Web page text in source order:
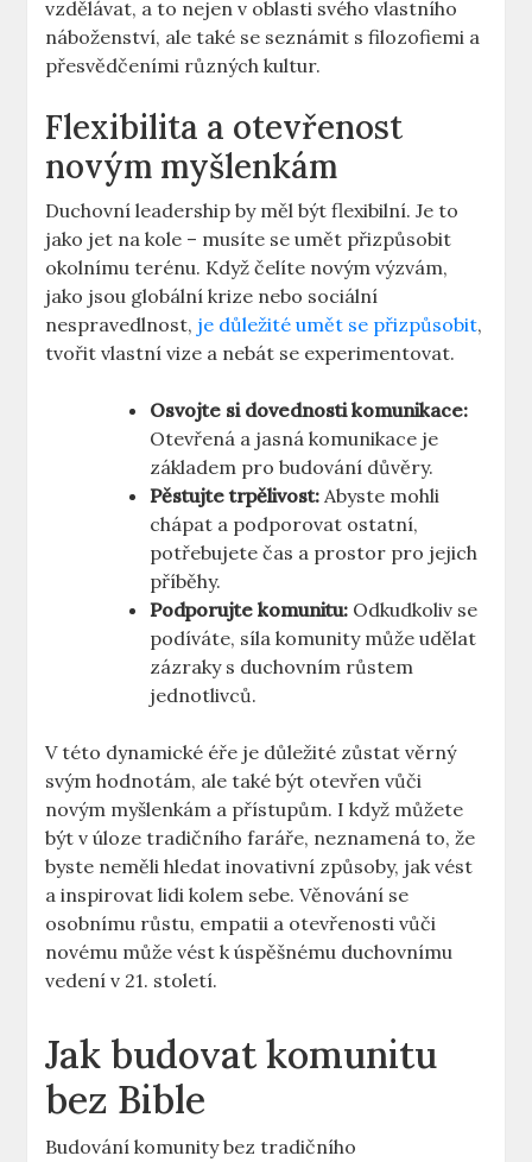
vzdělávat, a to nejen v oblasti svého vlastního
náboženství, ale také se seznámit s filozofiemi a
přesvědčeními různých kultur.
Flexibilita a otevřenost
novým myšlenkám
Duchovní leadership by měl být flexibilní. Je to
jako jet na kole – musíte se umět přizpůsobit
okolnímu terénu. Když čelíte novým výzvám,
jako jsou globální krize nebo sociální
nespravedlnost, je důležité umět se přizpůsobit,
tvořit vlastní vize a nebát se experimentovat.
Osvojte si dovednosti komunikace:
Otevřená a jasná komunikace je
základem pro budování důvěry.
Pěstujte trpělivost: Abyste mohli
chápat a podporovat ostatní,
potřebujete čas a prostor pro jejich
příběhy.
Podporujte komunitu: Odkudkoliv se
podíváte, síla komunity může udělat
zázraky s duchovním růstem
jednotlivců.
V této dynamické éře je důležité zůstat věrný
svým hodnotám, ale také být otevřen vůči
novým myšlenkám a přístupům. I když můžete
být v úloze tradičního faráře, neznamená to, že
byste neměli hledat inovativní způsoby, jak vést
a inspirovat lidi kolem sebe. Věnování se
osobnímu růstu, empatii a otevřenosti vůči
novému může vést k úspěšnému duchovnímu
vedení v 21. století.
Jak budovat komunitu
bez Bible
Budování komunity bez tradičního